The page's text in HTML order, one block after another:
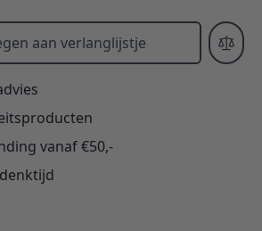
aan verlanglijstje
vanaf €50,-